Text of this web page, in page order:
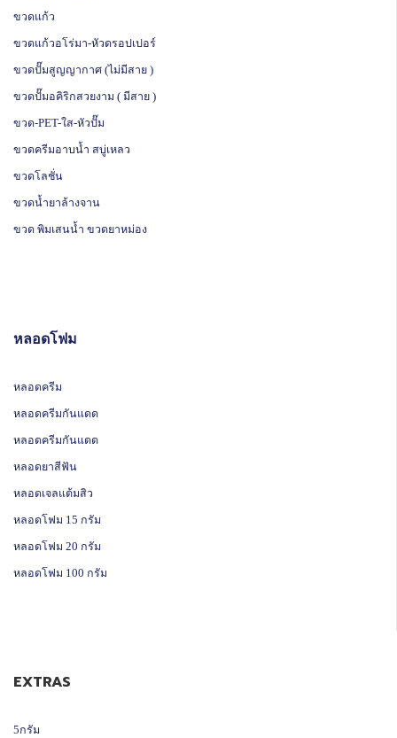
ขวดแก้ว
ขวดแก้วอโร่มา-หัวดรอปเปอร์
ขวดปั๊มสูญญากาศ (ไม่มีสาย )
ขวดปั๊มอคิริกสวยงาม ( มีสาย )
ขวด-PET-ใส-หัวปั๊ม
ขวดครีมอาบน้ำ สบู่เหลว
ขวดโลชั่น
ขวดน้ำยาล้างจาน
ขวด พิมเสนน้ำ ขวดยาหม่อง
หลอดโฟม
หลอดครีม
หลอดครีมกันแดด
หลอดครีมกันแดด
หลอดยาสีฟัน
หลอดเจลแต้มสิว
หลอดโฟม 15 กรัม
หลอดโฟม 20 กรัม
หลอดโฟม 100 กรัม
EXTRAS
5กรัม